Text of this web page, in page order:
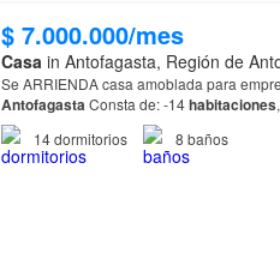
$ 7.000.000/mes
Casa in Antofagasta, Región de
Se ARRIENDA casa amoblada para
Antofagasta Consta de: -14habitaciones
14dormitorios 8 baños